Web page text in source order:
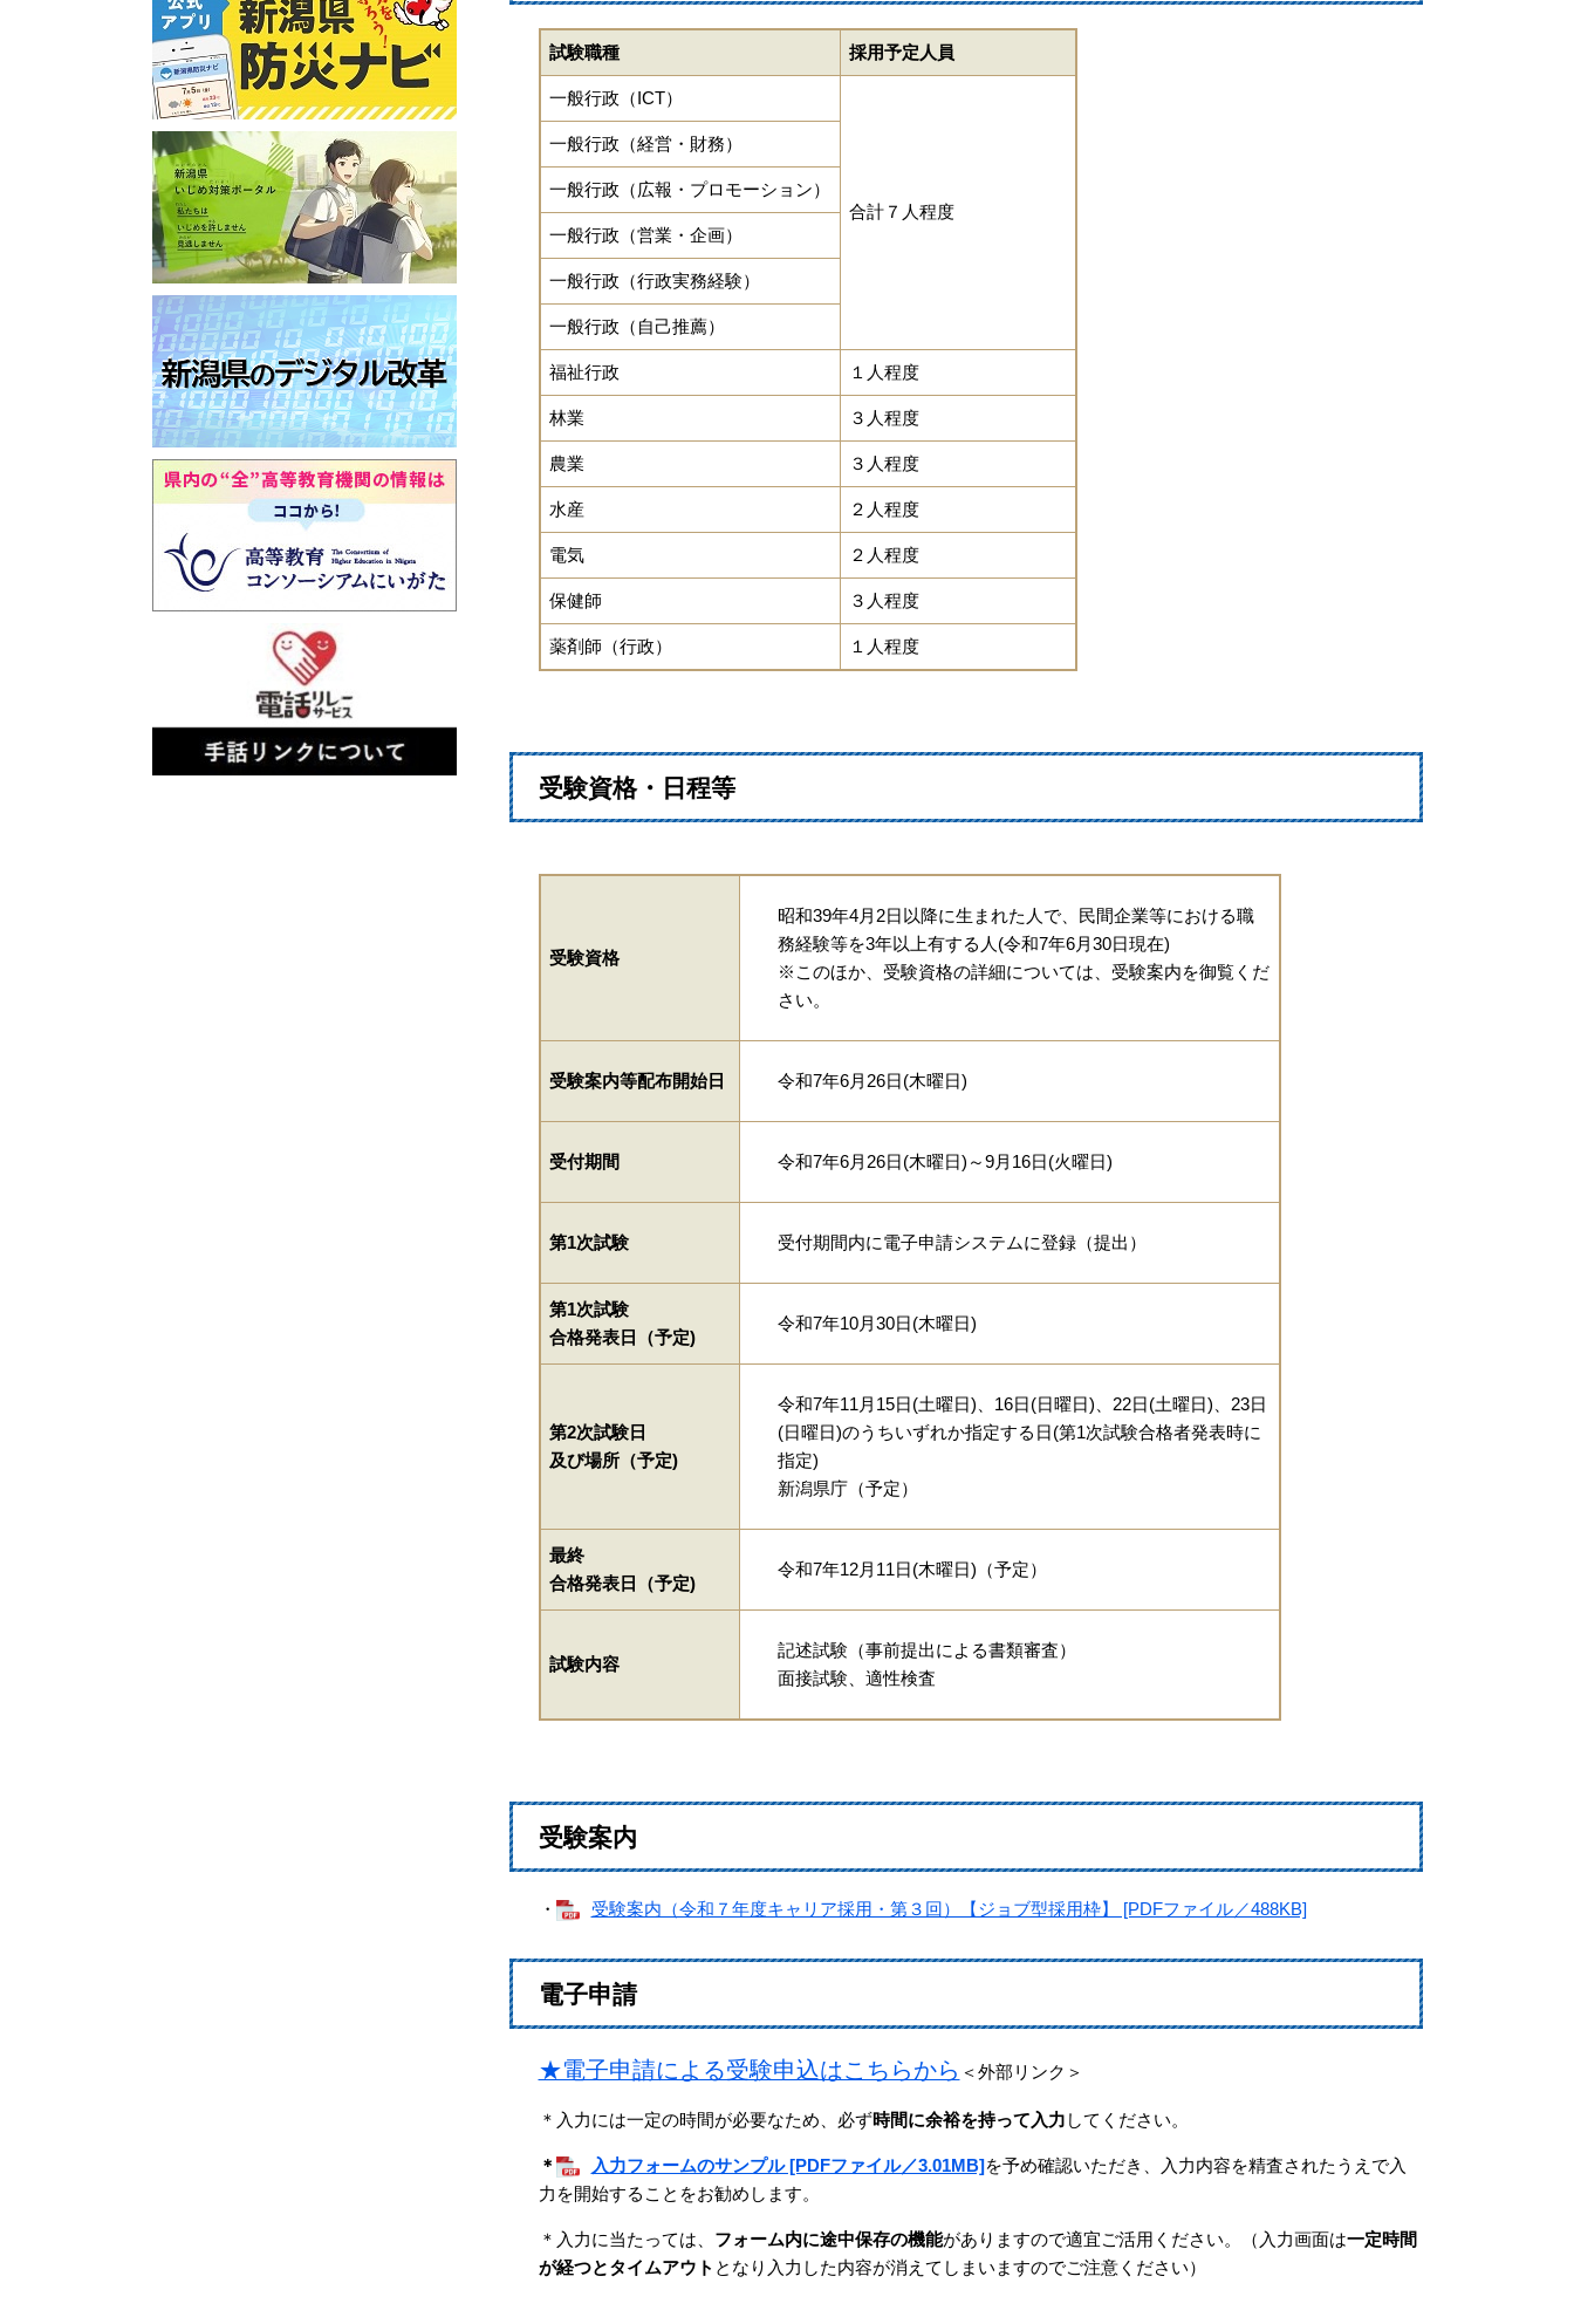
試験職種 採用予定人員
一般行政（ICT）
合計７人程度
一般行政（経営・財務）
一般行政（広報・プロモーション）
一般行政（営業・企画）
一般行政（行政実務経験）
一般行政（自己推薦）
福祉行政 １人程度
林業 ３人程度
農業 ３人程度
水産 ２人程度
電気 ２人程度
保健師 ３人程度
薬剤師（行政） １人程度
受験資格・日程等
受験資格
昭和39年4月2日以降に生まれた人で、民間企業等における職
務経験等を3年以上有する人(令和7年6月30日現在)
※このほか、受験資格の詳細については、受験案内を御覧くだ
さい。
受験案内等配布開始日 令和7年6月26日(木曜日)
受付期間 令和7年6月26日(木曜日)～9月16日(火曜日)
第1次試験 受付期間内に電子申請システムに登録（提出）
第1次試験
合格発表日（予定)
令和7年10月30日(木曜日)
第2次試験日
及び場所（予定)
令和7年11月15日(土曜日)、16日(日曜日)、22日(土曜日)、23日
(日曜日)のうちいずれか指定する日(第1次試験合格者発表時に
指定)
新潟県庁（予定）
最終
合格発表日（予定)
令和7年12月11日(木曜日)（予定）
試験内容
記述試験（事前提出による書類審査）
面接試験、適性検査
受験案内
・ 受験案内（令和７年度キャリア採用・第３回）【ジョブ型採用枠】 [PDFファイル／488KB]
電子申請
★電子申請による受験申込はこちらから ＜外部リンク＞
＊入力には一定の時間が必要なため、必ず時間に余裕を持って入力 してください。
＊ 入力フォームのサンプル [PDFファイル／3.01MB]を予め確認いただき、入力内容を精査されたうえで入
力を開始することをお勧めします。
＊入力に当たっては、 フォーム内に途中保存の機能がありますので適宜ご活用ください。（入力画面は一定時間
が経つとタイムアウト となり入力した内容が消えてしまいますのでご注意ください）